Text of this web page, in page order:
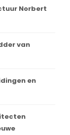
Norbert
van
en